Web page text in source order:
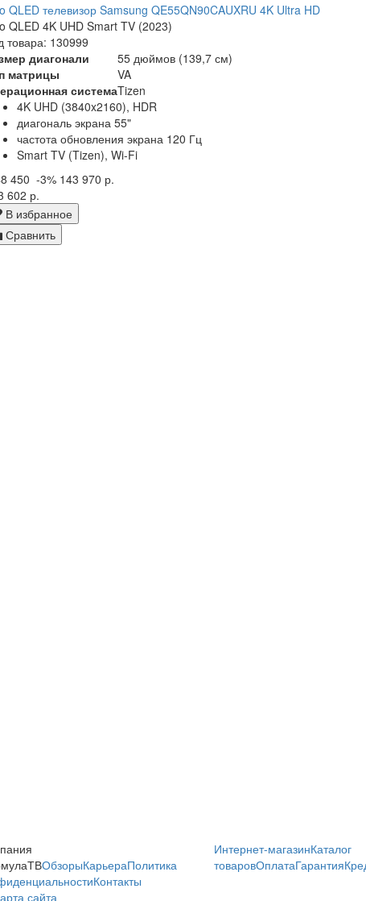
QLED телевизор Samsung QE55QN90CAUXRU 4K Ultra HD
QLED 4K UHD Smart TV (2023)
товара: 130999
диагонали
55 дюймов (139,7 см)
матрицы
VA
системаTizen
4K UHD (3840x2160), HDR
диагональ экрана 55"
частота обновления экрана 120 Гц
Smart TV (Tizen), Wi-Fi
450 -3% 143 970 р.
602 р.
В избранное
Сравнить
ОбзорыКарьераПолитика
Контакты
Интернет-магазинКаталог
товаровОплатаГарантия
сайта